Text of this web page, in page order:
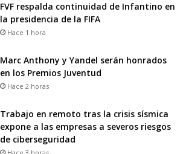
FVF respalda continuidad de Infantino en
la presidencia de la FIFA
Hace 1 hora
Marc Anthony y Yandel serán honrados
en los Premios Juventud
Hace 2 horas
Trabajo en remoto tras la crisis sísmica
expone a las empresas a severos riesgos
de ciberseguridad